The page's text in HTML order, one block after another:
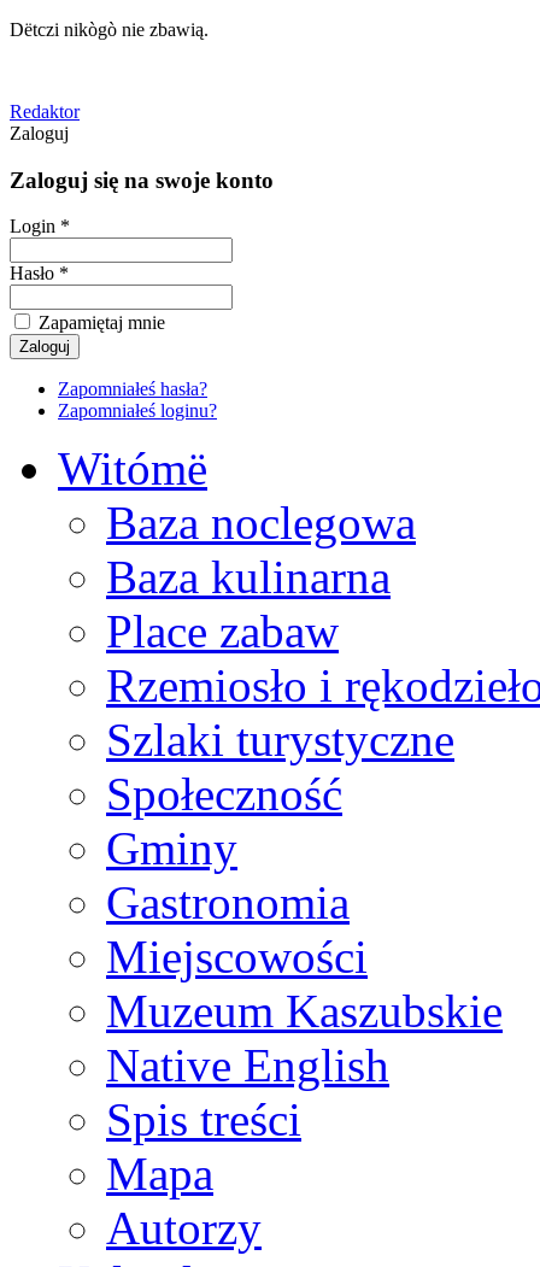
Dëtczi nikògò nie zbawią.
Redaktor
Zaloguj
Zaloguj się na swoje konto
Login *
Hasło *
Zapamiętaj mnie
Zapomniałeś hasła?
Zapomniałeś loginu?
Witómë
Baza noclegowa
Baza kulinarna
Place zabaw
Rzemiosło i
Szlaki turystyczne
Społeczność
Gminy
Gastronomia
Miejscowości
Muzeum Kaszubskie
Native English
Spis treści
Mapa
Autorzy